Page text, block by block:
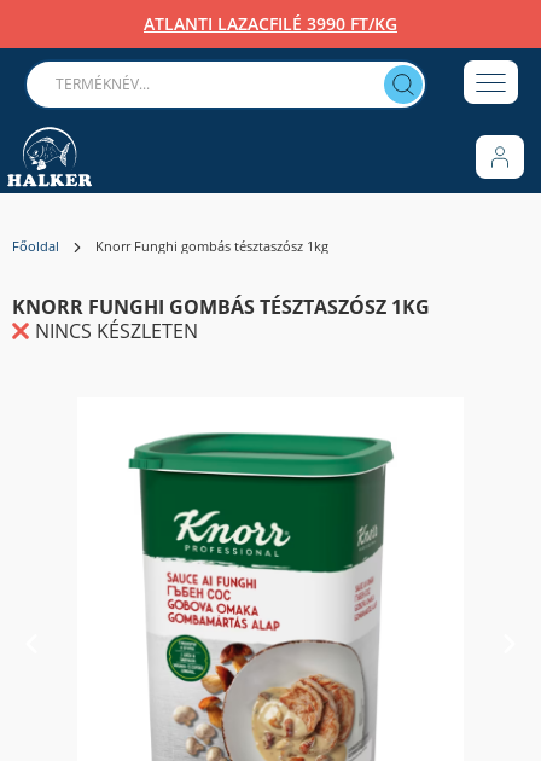
ATLANTI LAZACFILÉ 3990 FT/KG
Főoldal Knorr Funghi gombás tésztaszósz 1kg
KNORR FUNGHI GOMBÁS TÉSZTASZÓSZ 1KG
NINCS KÉSZLETEN